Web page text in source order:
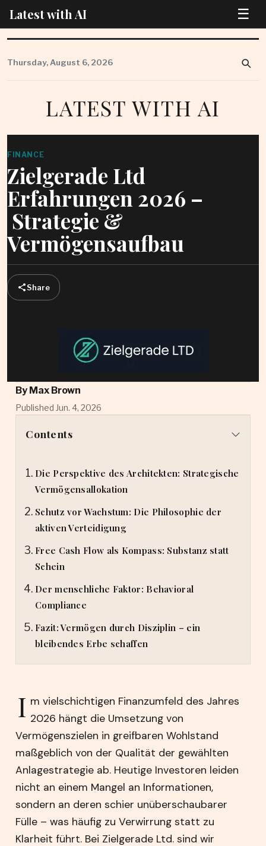
Latest with AI ☰
to
content
Thursday, August 6, 2026
LATEST WITH AI
FINANCE
Zielgerade Ltd
Erfahrungen 2026 –
Strategie &
Vermögensaufbau
Share
By Max Brown
Published Jun. 4, 2026
Contents
Die Perspektive des Architekten: Strategische
Vermögensallokation
Schutz vor Wachstum: Die Philosophie der
aktiven Verteidigung
Free Cash Flow als Kompass: Substanz statt
Schein
Der menschliche Faktor: Behavioral
Compliance
Fazit: Vermögen durch Disziplin – ein
bleibendes Erbe schaffen
I m vielschichtigen Finanzumfeld des Jahres
2026 hängt die Umsetzung von
Vermögenszielen in greifbaren Wohlstand
maßgeblich von der Qualität der gewählten
Anlagestrategie ab. Heutige Investoren leiden
nicht an einem Mangel an Informationen,
sondern an deren schier unüberschaubarer
Fülle – was häufig zu Verwirrung statt zu
Klarheit führt. Bei Zielgerade Ltd. sind wir